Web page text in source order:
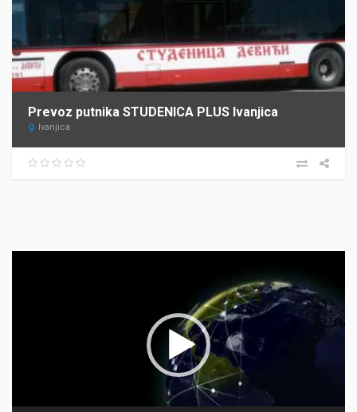
Prevoz putnika STUDENICA PLUS Ivanjica
Ivanjica